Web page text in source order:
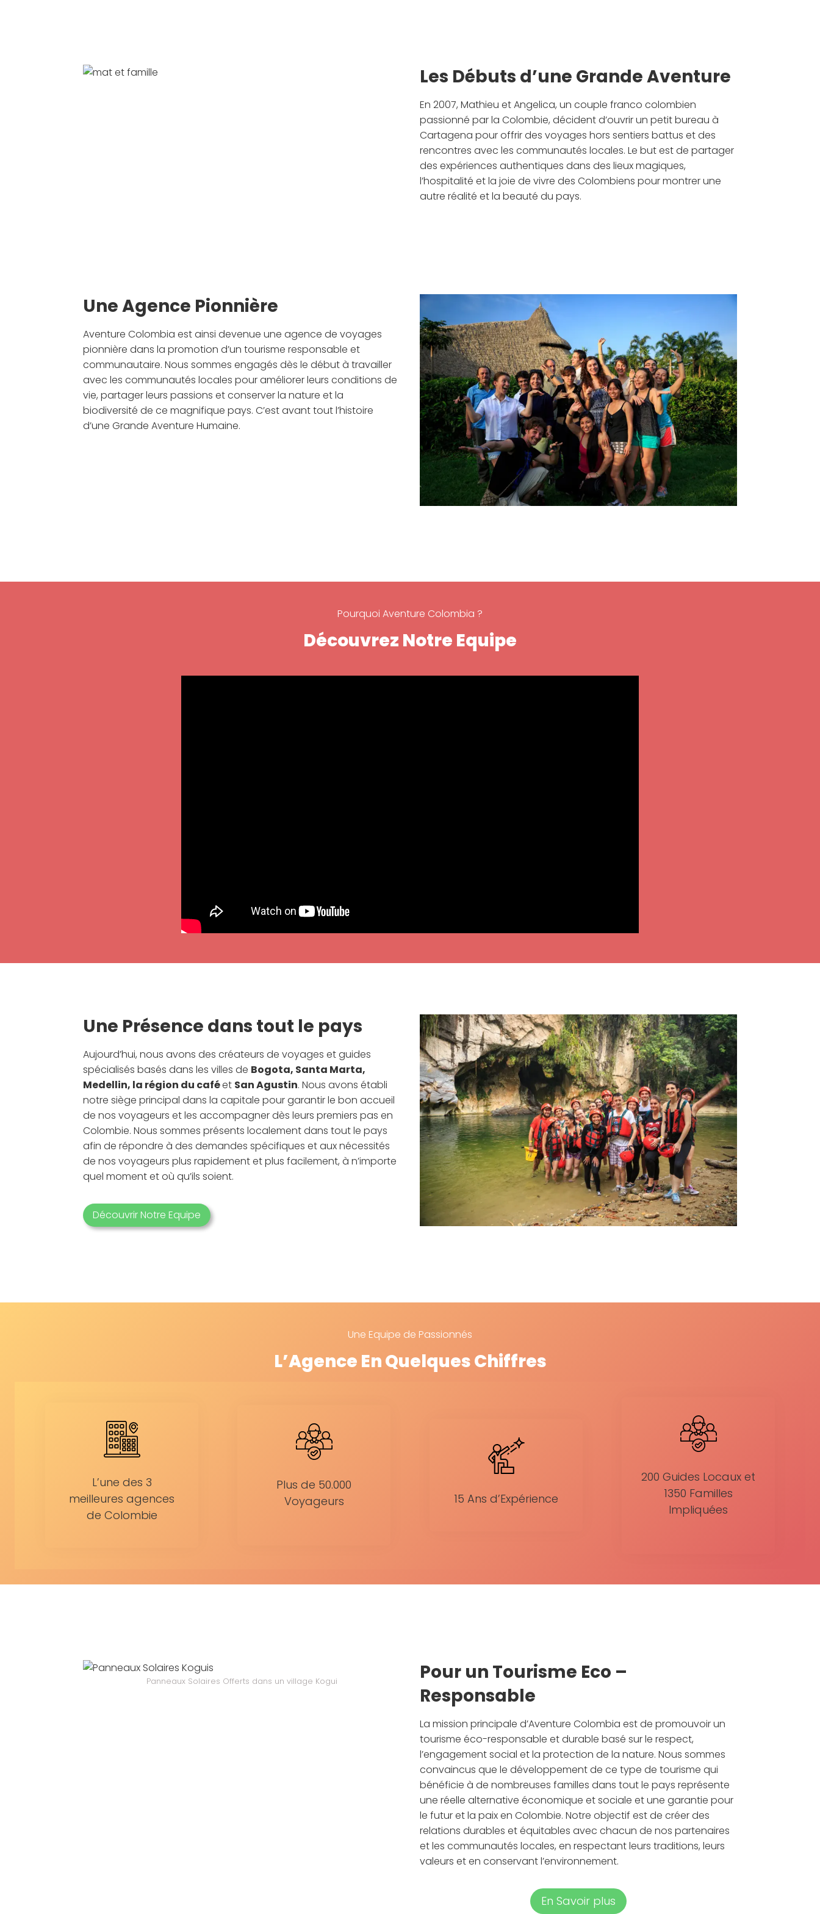
Les Débuts d’une Grande Aventure
En 2007, Mathieu et Angelica, un couple franco colombien
passionné par la Colombie, décident d’ouvrir un petit bureau à
Cartagena pour offrir des voyages hors sentiers battus et des
rencontres avec les communautés locales. Le but est de partager
des expériences authentiques dans des lieux magiques,
l’hospitalité et la joie de vivre des Colombiens pour montrer une
autre réalité et la beauté du pays.
Une Agence Pionnière
Aventure Colombia est ainsi devenue une agence de voyages
pionnière dans la promotion d’un tourisme responsable et
communautaire. Nous sommes engagés dès le début à travailler
avec les communautés locales pour améliorer leurs conditions de
vie, partager leurs passions et conserver la nature et la
biodiversité de ce magnifique pays. C’est avant tout l’histoire
d’une Grande Aventure Humaine.
Pourquoi Aventure Colombia ?
Découvrez Notre Equipe
Une Présence dans tout le pays
Aujourd’hui, nous avons des créateurs de voyages et guides
spécialisés basés dans les villes de Bogota, Santa Marta,
Medellin, la région du caféet San Agustin. Nous avons établi
notre siège principal dans la capitale pour garantir le bon accueil
de nos voyageurs et les accompagner dès leurs premiers pas en
Colombie. Nous sommes présents localement dans tout le pays
afin de répondre à des demandes spécifiques et aux nécessités
de nos voyageurs plus rapidement et plus facilement, à n’importe
quel moment et où qu’ils soient.
Découvrir Notre Equipe
Une Equipe de Passionnés
L’Agence En Quelques Chiffres
L’une des 3
meilleures agences
de Colombie
Plus de 50.000
Voyageurs
15 Ans d’Expérience
200 Guides Locaux et
1350 Familles
Impliquées
Panneaux Solaires Offerts dans un village Kogui
Pour un Tourisme Eco –
Responsable
La mission principale d’Aventure Colombia est de promouvoir un
tourisme éco-responsable et durable basé sur le respect,
l’engagement social et la protection de la nature. Nous sommes
convaincus que le développement de ce type de tourisme qui
bénéficie à de nombreuses familles dans tout le pays représente
une réelle alternative économique et sociale et une garantie pour
le futur et la paix en Colombie. Notre objectif est de créer des
relations durables et équitables avec chacun de nos partenaires
et les communautés locales, en respectant leurs traditions, leurs
valeurs et en conservant l’environnement.
En Savoir plus